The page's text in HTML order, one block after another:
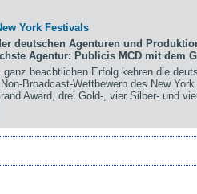
York Festivals
deutschen Agenturen und
Agentur: Publicis MCD mit dem
beachtlichen Erfolg kehren die
Broadcast-Wettbewerb des New
Award, drei Gold-, vier Silber- und